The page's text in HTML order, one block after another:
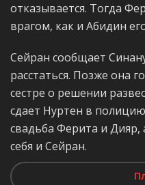
отказывается. Тогда
врагом, как и Абидин
Сейран сообщает
расстаться. Позже она
сестре о решении
сдает Нуртен в
свадьба Ферита и
себя и Сейран.